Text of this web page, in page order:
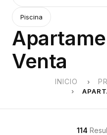
Piscina
Venta
INICIO
114